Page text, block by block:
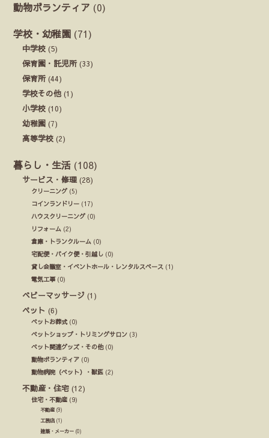
動物ボランティア (0)
学校・幼稚園 (71)
中学校 (5)
保育園・託児所(33)
保育所(44)
学校その他 (1)
小学校 (10)
幼稚園 (7)
高等学校 (2)
暮らし・生活 (108)
サービス・修理 (28)
クリーニング(5)
コインランドリー (17)
ハウスクリーニング(0)
リフォーム (2)
倉庫・トランクルーム (0)
宅配便・バイク便・引越し (0)
貸し会議室・イベントホール・レンタルスペース (1)
電気工事(0)
ベビーマッサージ (1)
ペット (6)
ペットお葬式(0)
ペットショップ・トリミングサロン (3)
ペット関連グッズ・その他(0)
動物ボランティア (0)
動物病院（ペット）・獣医 (2)
不動産・住宅 (12)
住宅・不動産 (9)
不動産 (9)
工務店 (1)
建築・メーカー (0)